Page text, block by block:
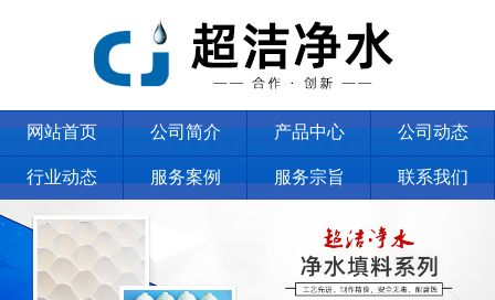
网站首页 公司简介 产品中心 公司动态
行业动态 服务案例 服务宗旨 联系我们